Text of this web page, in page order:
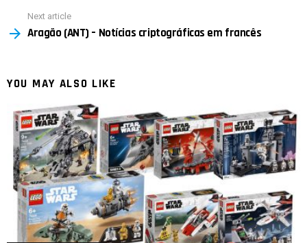
Next article
Aragão (ANT) – Notícias criptográficas em francês
YOU MAY ALSO LIKE